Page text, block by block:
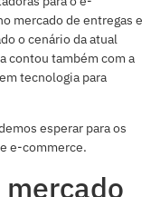
mercado de entregas e
o cenário da atual
contou também com a
tecnologia para
esperar para os
e-commerce.